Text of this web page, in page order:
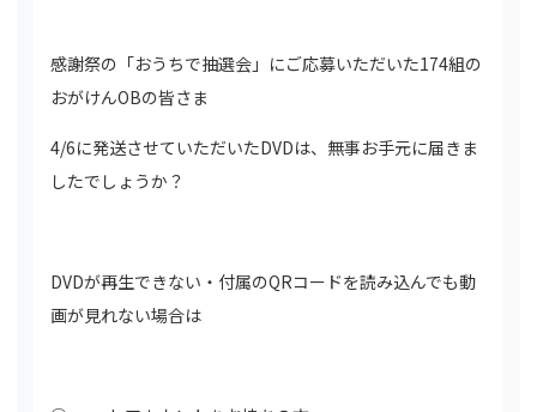
感謝祭の「おうちで抽選会」にご応募いただいた174組の
おがけんOBの皆さま
4/6に発送させていただいたDVDは、無事お手元に届きま
したでしょうか？
DVDが再生できない・付属のQRコードを読み込んでも動
画が見れない場合は